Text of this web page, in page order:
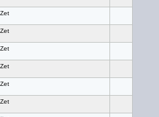
Zet
Zet
Zet
Zet
Zet
Zet